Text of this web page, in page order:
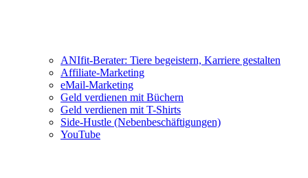
ANIfit-Berater: Tiere begeistern, Karriere gestalten
Affiliate-Marketing
eMail-Marketing
Geld verdienen mit Büchern
Geld verdienen mit T-Shirts
Side-Hustle (Nebenbeschäftigungen)
YouTube